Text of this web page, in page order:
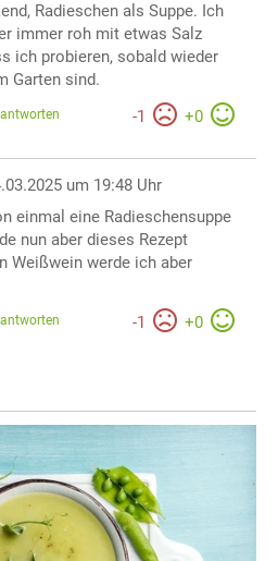
Radieschen als Suppe. Ich
immer roh mit etwas Salz
ich probieren, sobald wieder
Garten sind.
-1 +0
um 19:48 Uhr
einmal eine Radieschensuppe
nun aber dieses Rezept
Weißwein werde ich aber
-1 +0